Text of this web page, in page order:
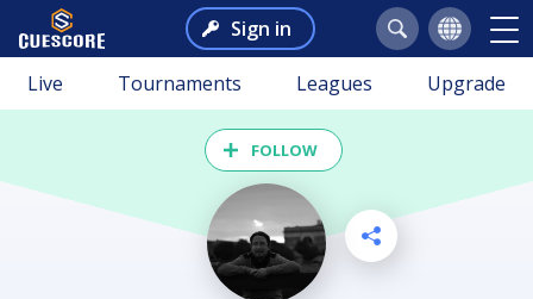
Sign in
Live Tournaments Leagues Upgrade
FOLLOW